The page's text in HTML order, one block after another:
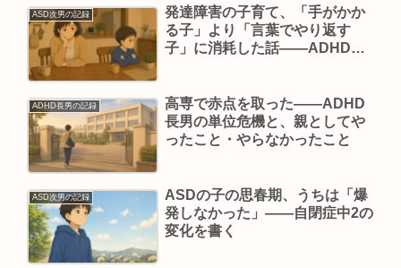
ASD次男の記録
発達障害の子育て、「手がかか
る子」より「言葉でやり返す
子」に消耗した話——ADHDの
ADHD長男の記録
高専で赤点を取った——ADHD
長男の単位危機と、親としてや
ったこと・やらなかったこと
ASD次男の記録
ASDの子の思春期、うちは「爆
発しなかった」——自閉症中2の
変化を書く